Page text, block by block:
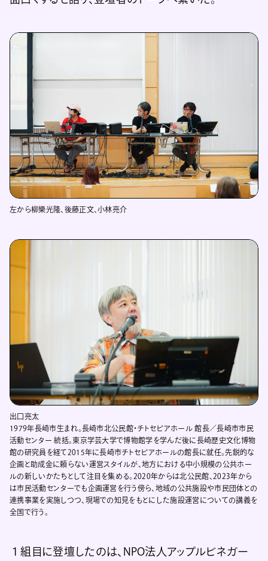
左から柳樂光隆、後藤正文、小林亮介
出口亮太
1979年長崎市生まれ。長崎市北公民館・チトセピアホール 館長／長崎市市民
活動センター 統括。東京学芸大学で博物館学を学んだ後に長崎歴史文化博物
館の研究員を経て2015年に長崎市チトセピアホールの館長に就任。先鋭的な
企画と助成金に頼らない運営スタイルが、地方における中小規模の公共ホー
ルの新しいかたちとして注目を集める。2020年からは北公民館、2023年から
は市民活動センターでも企画運営を行う傍ら、地域の公共施設や市民団体との
連携事業を実施しつつ、現場での知見をもとにした施設運営についての講義を
全国で行う。
１組目に登壇したのは、NPO法人アップルビネガー